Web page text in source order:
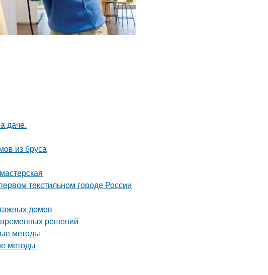
даче.
из бруса
текстильном городе России
домов
решений
методы
методы